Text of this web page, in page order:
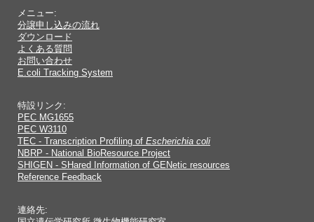
メニュー:
分譲申し込みの流れ
ダウンロード
よくある質問
お問い合わせ
E.coli Tracking System
特設リンク:
PEC MG1655
PEC W3110
TEC - Transcription Profiling of Escherichia coli
NBRP - National BioResource Project
SHIGEN - SHared Information of GENetic resources
Reference Feedback
連絡先: